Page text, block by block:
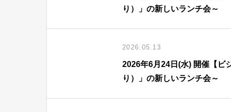
り）」の新しいランチ会～
2026.05.13
2026年6月24日(水) 開催【ビ
り）」の新しいランチ会～